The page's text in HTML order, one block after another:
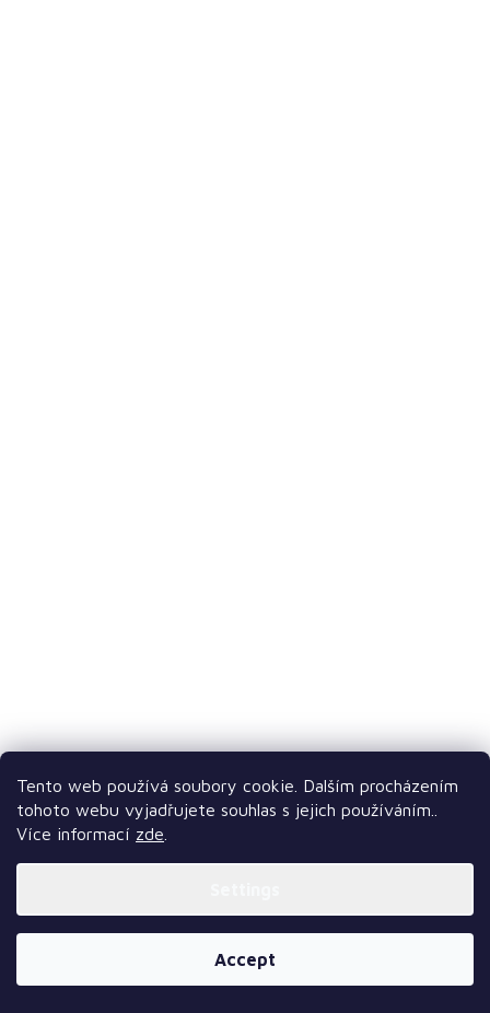
Tento web používá soubory cookie. Dalším procházením
tohoto webu vyjadřujete souhlas s jejich používáním..
Více informací zde
Accept